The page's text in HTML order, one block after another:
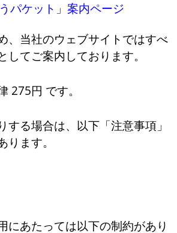
パケット」案内ページ
、当社のウェブサイトではすべ
してご案内しております。
275円 です。
する場合は、以下「注意事項」
ります。
にあたっては以下の制約があり